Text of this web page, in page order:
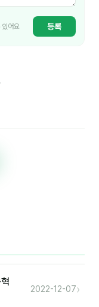
어요 등록
2022-12-07›